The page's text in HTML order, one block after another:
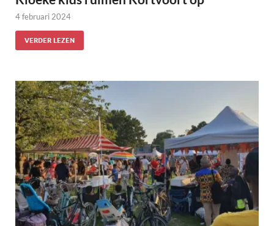
4 februari 2024
VERDER LEZEN